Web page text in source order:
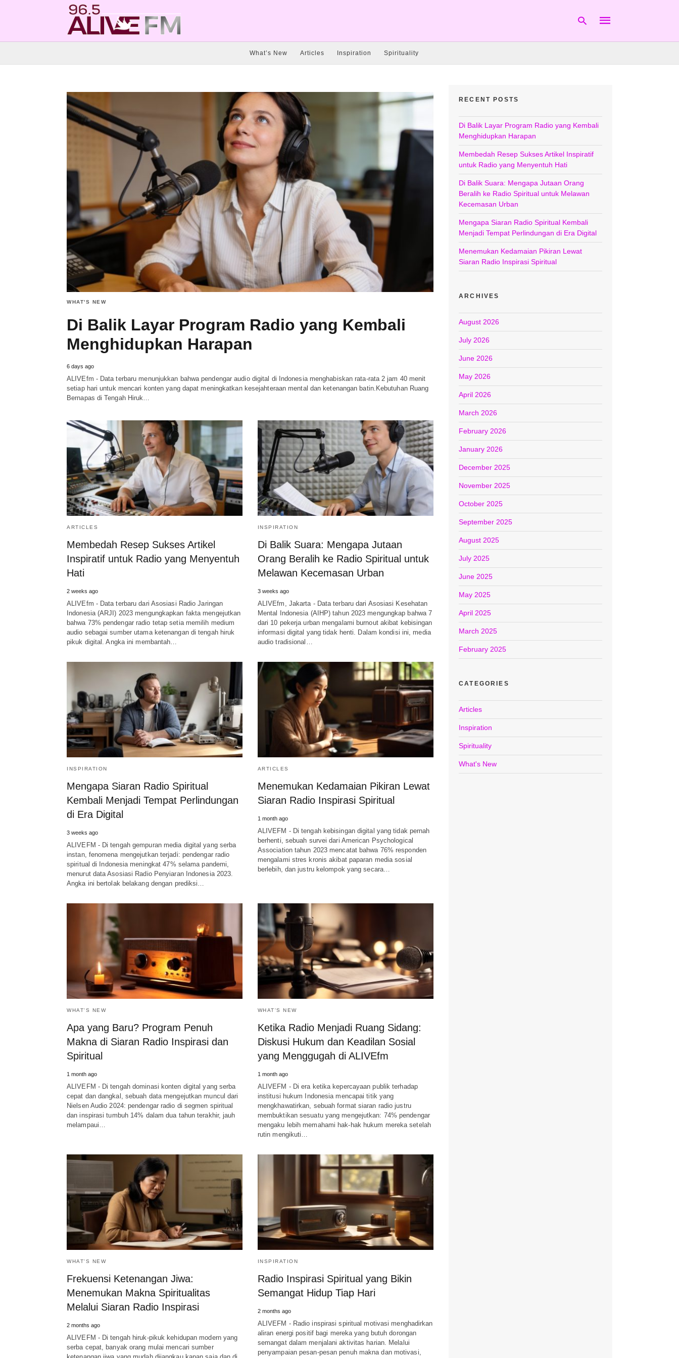
What’s New Articles Inspiration Spirituality
WHAT'S NEW
Di Balik Layar Program Radio yang Kembali
Menghidupkan Harapan
6 days ago
ALIVEfm - Data terbaru menunjukkan bahwa pendengar audio digital di Indonesia menghabiskan rata-rata 2 jam 40 menit
setiap hari untuk mencari konten yang dapat meningkatkan kesejahteraan mental dan ketenangan batin.Kebutuhan Ruang
Bernapas di Tengah Hiruk…
ARTICLES
Membedah Resep Sukses Artikel
Inspiratif untuk Radio yang Menyentuh
Hati
2 weeks ago
ALIVEfm - Data terbaru dari Asosiasi Radio Jaringan
Indonesia (ARJI) 2023 mengungkapkan fakta mengejutkan
bahwa 73% pendengar radio tetap setia memilih medium
audio sebagai sumber utama ketenangan di tengah hiruk
pikuk digital. Angka ini membantah…
INSPIRATION
Di Balik Suara: Mengapa Jutaan
Orang Beralih ke Radio Spiritual untuk
Melawan Kecemasan Urban
3 weeks ago
ALIVEfm, Jakarta - Data terbaru dari Asosiasi Kesehatan
Mental Indonesia (AIHP) tahun 2023 mengungkap bahwa 7
dari 10 pekerja urban mengalami burnout akibat kebisingan
informasi digital yang tidak henti. Dalam kondisi ini, media
audio tradisional…
INSPIRATION
Mengapa Siaran Radio Spiritual
Kembali Menjadi Tempat Perlindungan
di Era Digital
3 weeks ago
ALIVEFM - Di tengah gempuran media digital yang serba
instan, fenomena mengejutkan terjadi: pendengar radio
spiritual di Indonesia meningkat 47% selama pandemi,
menurut data Asosiasi Radio Penyiaran Indonesia 2023.
Angka ini bertolak belakang dengan prediksi…
ARTICLES
Menemukan Kedamaian Pikiran Lewat
Siaran Radio Inspirasi Spiritual
1 month ago
ALIVEFM - Di tengah kebisingan digital yang tidak pernah
berhenti, sebuah survei dari American Psychological
Association tahun 2023 mencatat bahwa 76% responden
mengalami stres kronis akibat paparan media sosial
berlebih, dan justru kelompok yang secara…
WHAT'S NEW
Apa yang Baru? Program Penuh
Makna di Siaran Radio Inspirasi dan
Spiritual
1 month ago
ALIVEFM - Di tengah dominasi konten digital yang serba
cepat dan dangkal, sebuah data mengejutkan muncul dari
Nielsen Audio 2024: pendengar radio di segmen spiritual
dan inspirasi tumbuh 14% dalam dua tahun terakhir, jauh
melampaui…
WHAT'S NEW
Ketika Radio Menjadi Ruang Sidang:
Diskusi Hukum dan Keadilan Sosial
yang Menggugah di ALIVEfm
1 month ago
ALIVEFM - Di era ketika kepercayaan publik terhadap
institusi hukum Indonesia mencapai titik yang
mengkhawatirkan, sebuah format siaran radio justru
membuktikan sesuatu yang mengejutkan: 74% pendengar
mengaku lebih memahami hak-hak hukum mereka setelah
rutin mengikuti…
WHAT'S NEW
Frekuensi Ketenangan Jiwa:
Menemukan Makna Spiritualitas
Melalui Siaran Radio Inspirasi
2 months ago
ALIVEFM - Di tengah hiruk-pikuk kehidupan modern yang
serba cepat, banyak orang mulai mencari sumber
INSPIRATION
Radio Inspirasi Spiritual yang Bikin
Semangat Hidup Tiap Hari
2 months ago
ALIVEFM - Radio inspirasi spiritual motivasi menghadirkan
aliran energi positif bagi mereka yang butuh dorongan
semangat dalam menjalani aktivitas harian. Melalui
penyampaian pesan-pesan penuh makna dan motivasi,
RECENT POSTS
Di Balik Layar Program Radio yang Kembali
Menghidupkan Harapan
Membedah Resep Sukses Artikel Inspiratif
untuk Radio yang Menyentuh Hati
Di Balik Suara: Mengapa Jutaan Orang
Beralih ke Radio Spiritual untuk Melawan
Kecemasan Urban
Mengapa Siaran Radio Spiritual Kembali
Menjadi Tempat Perlindungan di Era Digital
Menemukan Kedamaian Pikiran Lewat
Siaran Radio Inspirasi Spiritual
ARCHIVES
August 2026
July 2026
June 2026
May 2026
April 2026
March 2026
February 2026
January 2026
December 2025
November 2025
October 2025
September 2025
August 2025
July 2025
June 2025
May 2025
April 2025
March 2025
February 2025
CATEGORIES
Articles
Inspiration
Spirituality
What's New